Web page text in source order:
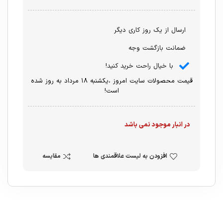
ارسال از یک روز کاری دیگر
ضمانت بازگشت وجه
با خیال راحت خرید کنید!
قیمت محصولات سایت امروز ،یکشنبه ۱۸ مرداد به روز شده
است!
در انبار موجود نمی باشد
افزودن به لیست علاقمندی ها مقایسه